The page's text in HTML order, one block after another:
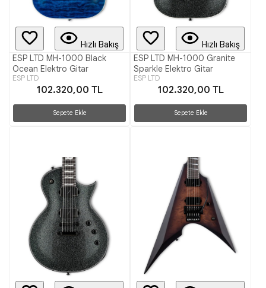
Hızlı Bakış
ESP LTD MH-1000 Black
Ocean Elektro Gitar
ESP LTD
102.320,00 TL
Sepete Ekle
Hızlı Bakış
ESP LTD MH-1000 Granite
Sparkle Elektro Gitar
ESP LTD
102.320,00 TL
Sepete Ekle